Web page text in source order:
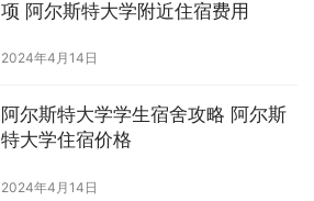
项 阿尔斯特大学附近住宿费用
2024年4月14日
阿尔斯特大学学生宿舍攻略 阿尔斯
特大学住宿价格
2024年4月14日